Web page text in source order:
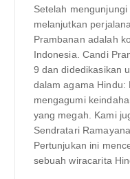
Setelah
melanjutkan
Prambanan adalah
Indonesia. Candi
9 dan didedikasikan
dalam agama Hindu:
mengagumi
yang megah. Kami
Sendratari
Pertunjukan ini
sebuah wiracarita